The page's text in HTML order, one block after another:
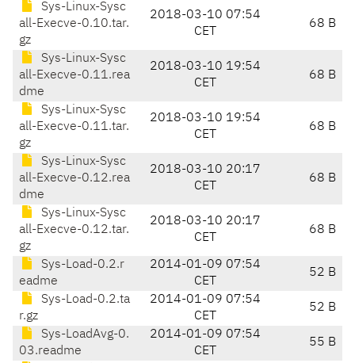
Sys-Linux-Sysc
all-Execve-0.10.tar.
gz
2018-03-10 07:54
CET
68 B
Sys-Linux-Sysc
all-Execve-0.11.rea
dme
2018-03-10 19:54
CET
68 B
Sys-Linux-Sysc
all-Execve-0.11.tar.
gz
2018-03-10 19:54
CET
68 B
Sys-Linux-Sysc
all-Execve-0.12.rea
dme
2018-03-10 20:17
CET
68 B
Sys-Linux-Sysc
all-Execve-0.12.tar.
gz
2018-03-10 20:17
CET
68 B
Sys-Load-0.2.r
eadme
2014-01-09 07:54
CET
52 B
Sys-Load-0.2.ta
r.gz
2014-01-09 07:54
CET
52 B
Sys-LoadAvg-0.
03.readme
2014-01-09 07:54
CET
55 B